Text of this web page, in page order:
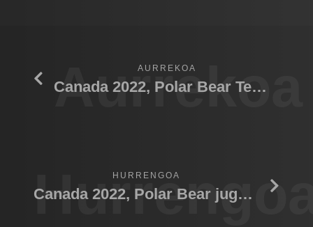
Aurrekoa
AURREKOA
Canada 2022, Polar Bear Tempora
HURRENGOA
Canada 2022, Polar Bear jugando crias